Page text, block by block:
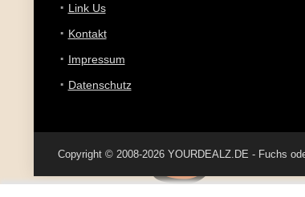
Link Us
Kontakt
Impressum
Datenschutz
Copyright © 2008-2026 YOURDEALZ.DE - Fuchs